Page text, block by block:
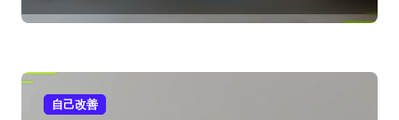
自己改善